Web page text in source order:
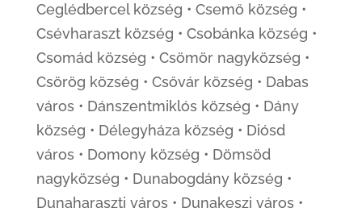
Ceglédbercel község • Csemő község •
Csévharaszt község • Csobánka község •
Csomád község • Csömör nagyközség •
Csörög község • Csővár község • Dabas
város • Dánszentmiklós község • Dány
község • Délegyháza község • Diósd
város • Domony község • Dömsöd
nagyközség • Dunabogdány község •
Dunaharaszti város • Dunakeszi város •